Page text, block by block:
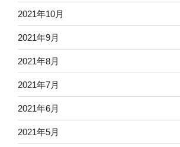
2021年10月
2021年9月
2021年8月
2021年7月
2021年6月
2021年5月